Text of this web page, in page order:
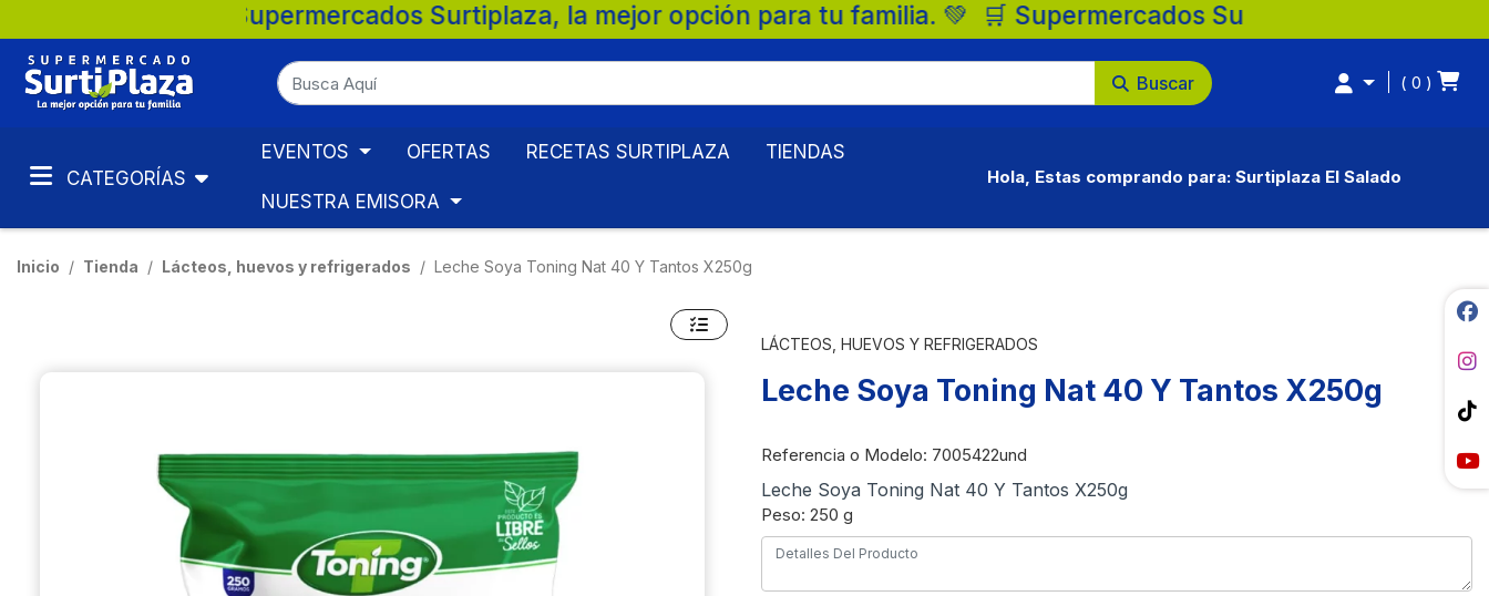
🛒 Supermercados Surtiplaza, la mejor opción para tu familia. 💚 🛒 Supermercados Surtiplaza, la mejor opción para
Buscar 0
CATEGORÍAS
EVENTOS OFERTAS RECETAS SURTIPLAZA TIENDAS
NUESTRA EMISORA
Hola, Estas comprando para: Surtiplaza El Salado
Inicio Tienda Lácteos, huevos y refrigerados Leche Soya Toning Nat 40 Y Tantos X250g
LÁCTEOS, HUEVOS Y REFRIGERADOS
Leche Soya Toning Nat 40 Y Tantos X250g
Referencia o Modelo: 7005422und
Leche Soya Toning Nat 40 Y Tantos X250g
Peso: 250 g